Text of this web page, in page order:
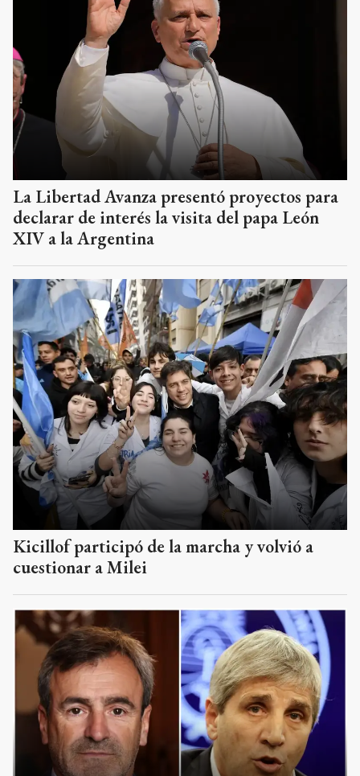
La Libertad Avanza presentó proyectos para
declarar de interés la visita del papa León
XIV a la Argentina
Kicillof participó de la marcha y volvió a
cuestionar a Milei